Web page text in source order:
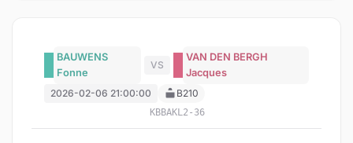
BAUWENS
Fonne
VS
VAN DEN BERGH
Jacques
2026-02-06 21:00:00
B210
KBBAKL2-36